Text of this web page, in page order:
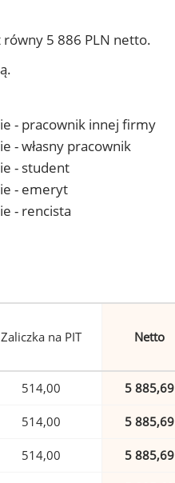
równy 5 886 PLN netto.
- pracownik innej firmy
- własny pracownik
- student
- emeryt
- rencista
Zaliczka na PIT Netto
514,00 5 885,69
514,00 5 885,69
514,00 5 885,69